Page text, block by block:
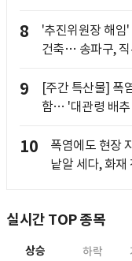
8
'추진위원장 해임
건축… 송파구, 직
9
[주간 특산물] 폭
함… '대관령 배
10
폭염에도 현장
낱알 세다, 화
실시간 TOP 종목
상승 하락